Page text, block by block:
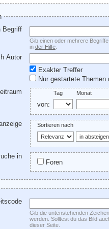
Begriff
Gib einen oder mehrere
in der Hilfe
Autor
Exakter Treffer
Nur gestartete
von:
Tag Monat
Sortieren nach
in
Foren
Gib die untenstehenden
werden. Solltest du das Bild
dieser Seite.